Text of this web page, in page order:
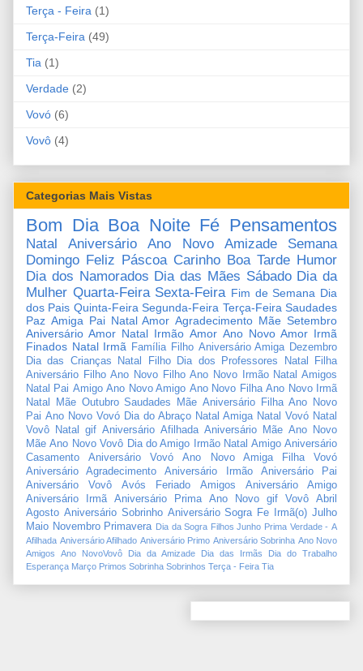
Terça - Feira (1)
Terça-Feira (49)
Tia (1)
Verdade (2)
Vovó (6)
Vovô (4)
Categorias Mais Vistas
Bom Dia Boa Noite Fé Pensamentos
Natal Aniversário Ano Novo Amizade
Semana
Domingo Feliz Páscoa Carinho Boa Tarde Humor
Dia dos Namorados Dia das Mães Sábado Dia da
Mulher Quarta-Feira Sexta-Feira Fim de Semana Dia
dos Pais Quinta-Feira Segunda-Feira Terça-Feira Saudades
Paz Amiga Pai Natal Amor Agradecimento Mãe Setembro
Aniversário Amor Natal Irmão Amor Ano Novo Amor Irmã
Finados Natal Irmã Família Filho Aniversário Amiga Dezembro
Dia das Crianças
Natal Filho Dia dos Professores
Natal Filha
Aniversário Filho Ano Novo Filho Ano Novo Irmão Natal Amigos
Natal Pai Amigo Ano Novo Amigo Ano Novo Filha Ano Novo Irmã
Natal Mãe Outubro Saudades Mãe Aniversário Filha Ano Novo
Pai Ano Novo Vovó Dia do Abraço Natal Amiga Natal Vovó Natal
Vovô
Natal gif Aniversário Afilhada Aniversário Mãe Ano Novo
Mãe Ano Novo Vovô Dia do Amigo Irmão Natal Amigo Aniversário
Casamento
Aniversário Vovó Ano Novo Amiga Filha
Vovó
Aniversário Agradecimento
Aniversário Irmão
Aniversário Pai
Aniversário Vovô
Avós Feriado Amigos
Aniversário Amigo
Aniversário Irmã
Aniversário Prima Ano Novo gif Vovô
Abril
Agosto Aniversário Sobrinho Aniversário Sogra Fe Irmã(o) Julho
Maio Novembro Primavera Dia da Sogra Filhos Junho Prima Verdade - A
Afilhada Aniversário Afilhado Aniversário Primo Aniversário Sobrinha Ano Novo
Amigos
Ano NovoVovô Dia da Amizade Dia das Irmãs
Dia do Trabalho
Esperança Março Primos Sobrinha Sobrinhos Terça - Feira Tia